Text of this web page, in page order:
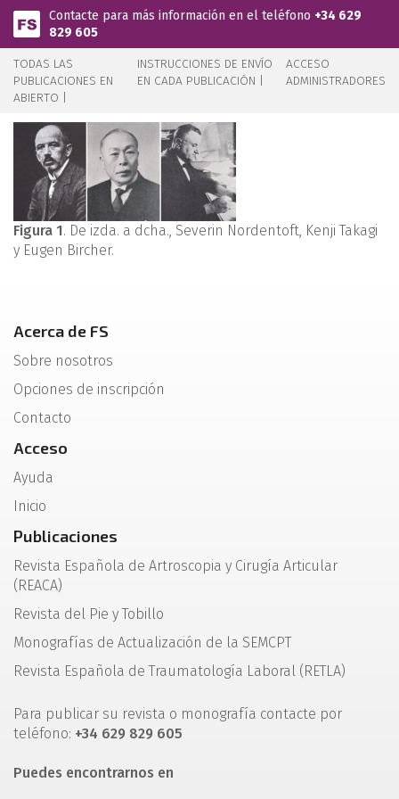
Pasar al contenido principal
Contacte para más información en el teléfono +34 629
829 605
TODAS LAS
PUBLICACIONES EN
ABIERTO |
INSTRUCCIONES DE ENVÍO
EN CADA PUBLICACIÓN |
ACCESO
ADMINISTRADORES
Figura 1. De izda. a dcha., Severin Nordentoft, Kenji Takagi
y Eugen Bircher.
Acerca de FS
Sobre nosotros
Opciones de inscripción
Contacto
Acceso
Ayuda
Inicio
Publicaciones
Revista Española de Artroscopia y Cirugía Articular
(REACA)
Revista del Pie y Tobillo
Monografías de Actualización de la SEMCPT
Revista Española de Traumatología Laboral (RETLA)
Para publicar su revista o monografía contacte por
teléfono: +34 629 829 605
Puedes encontrarnos en